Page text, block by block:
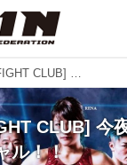
[FUJIYAMA FIGHT CLUB] 今夜は、RIZIN女子GP開幕スペシャル！！
CLUB] 今
ル！！